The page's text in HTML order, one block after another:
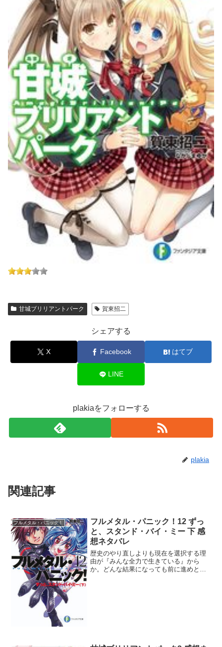
甘城ブリリアントパーク 賀東招二
シェアする
X Facebook はてブ
LINE
plakiaをフォローする
plakia
関連記事
フルメタル・パニック！
フルメタル・パニック！12 ずっ
と、スタンド・バイ・ミー 下 感
想ネタバレ
歴史のやり直しよりも現在を選択する理
由が『みんな全力で生きている』から
か。どんな結果になっても前に進めと